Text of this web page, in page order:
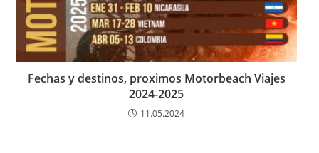
Fechas y destinos, proximos Motorbeach Viajes
2024-2025
11.05.2024